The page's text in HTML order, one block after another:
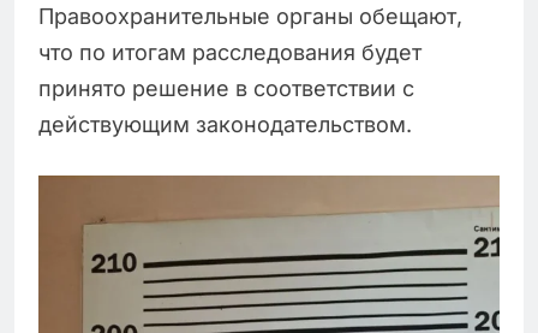
Правоохранительные органы обещают,
что по итогам расследования будет
принято решение в соответствии с
действующим законодательством.